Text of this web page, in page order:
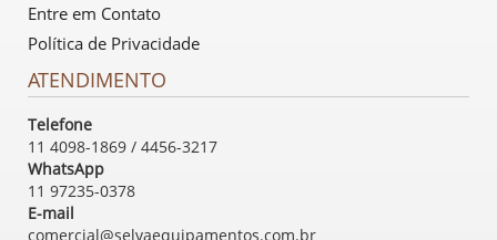
Entre em Contato
Política de Privacidade
ATENDIMENTO
Telefone
11 4098-1869 / 4456-3217
WhatsApp
11 97235-0378
E-mail
comercial@selvaequipamentos.com.br